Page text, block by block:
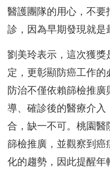
醫護團隊的用心，不要
診，因為早期發現就是
劉美玲表示，這次獲
定，更彰顯防癌工作
防治不僅依賴篩檢推
導、確診後的醫療介入
合，缺一不可。桃園醫
篩檢推廣，並觀察到癌
化的趨勢，因此提醒年